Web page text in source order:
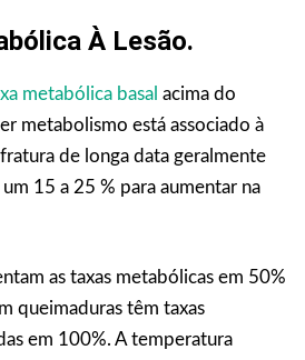
À Lesão.
metabólica basal acima do
metabolismo está associado à
de longa data geralmente
15 a 25 % para aumentar na
as taxas metabólicas em 50%
queimaduras têm taxas
em 100%. A temperatura